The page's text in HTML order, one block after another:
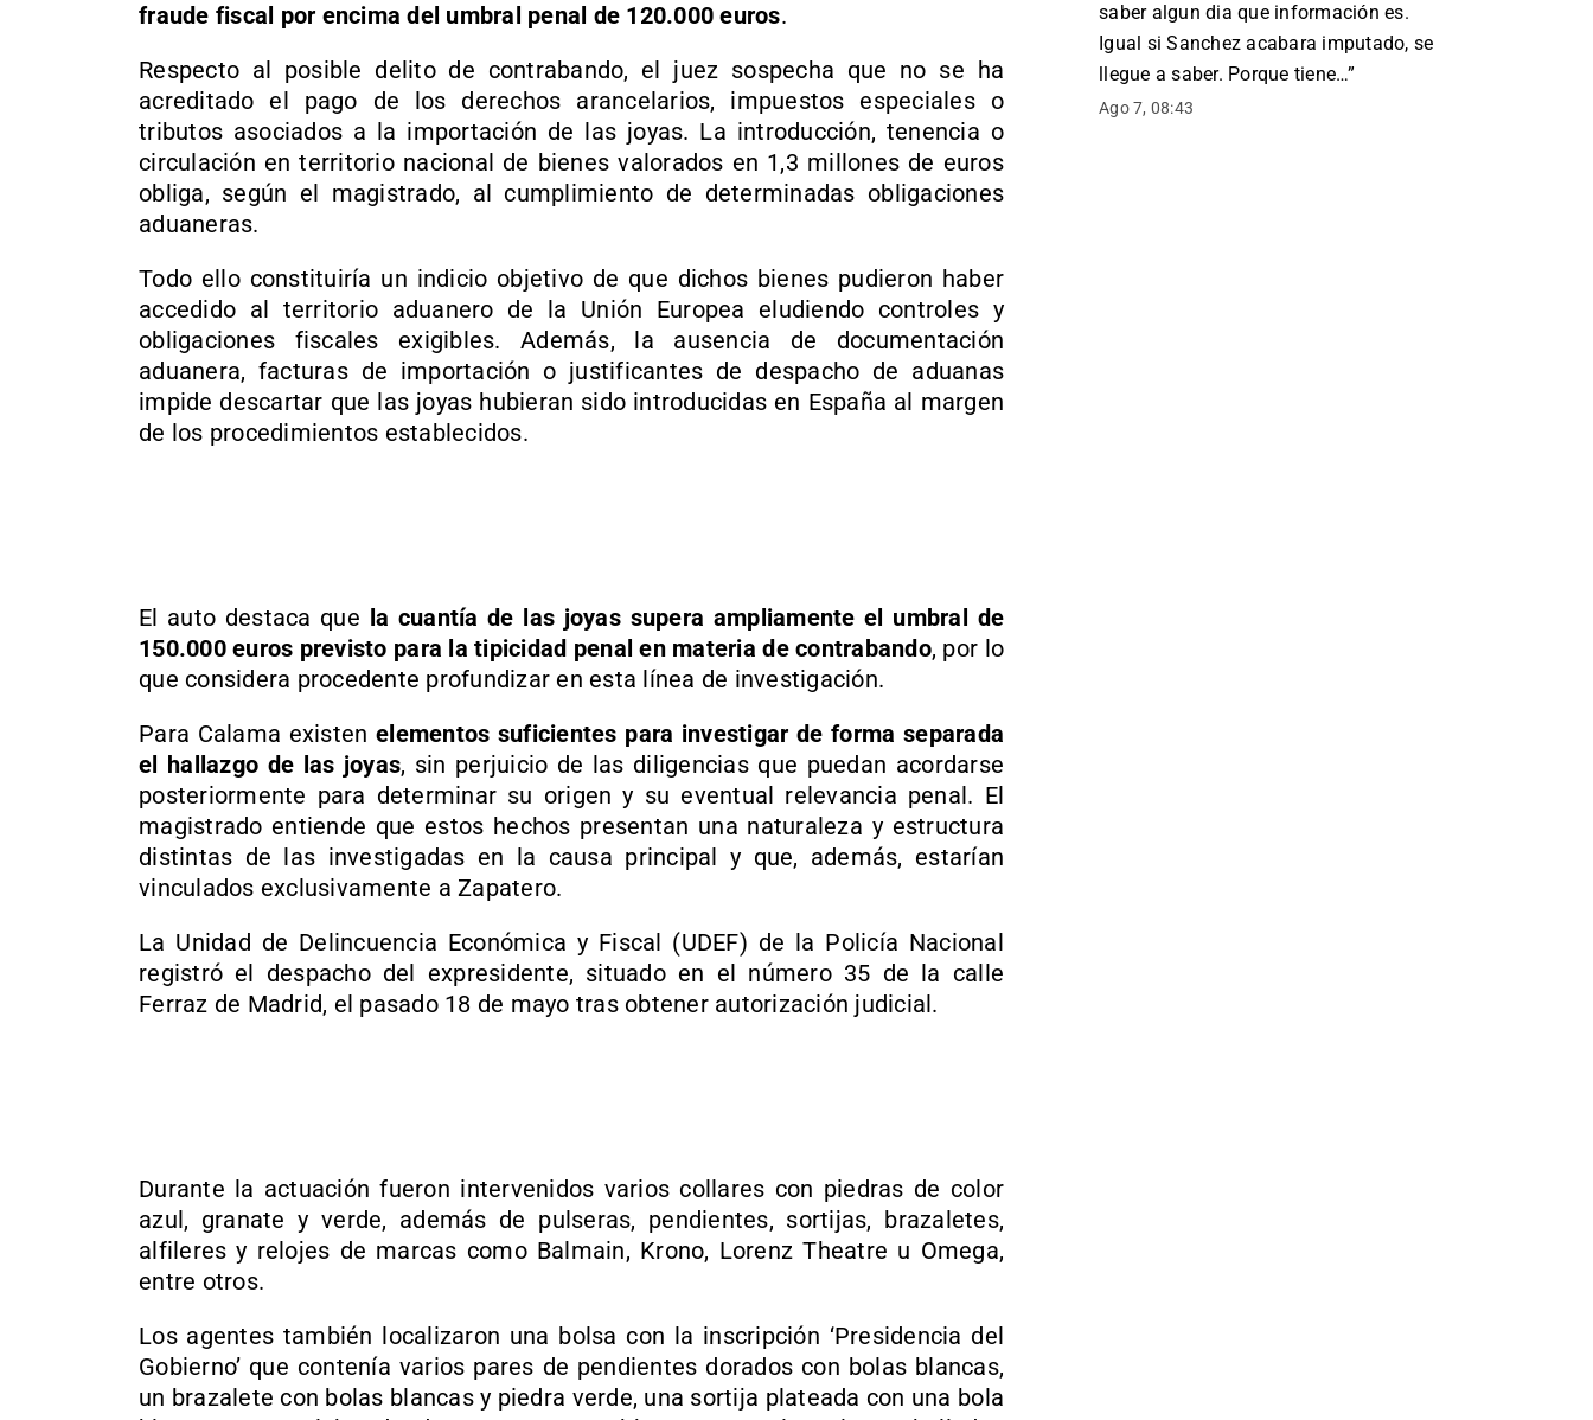
fraude fiscal por encima del umbral penal de 120.000 euros.
Respecto al posible delito de contrabando, el juez sospecha que no se ha
acreditado el pago de los derechos arancelarios, impuestos especiales o
tributos asociados a la importación de las joyas. La introducción, tenencia o
circulación en territorio nacional de bienes valorados en 1,3 millones de euros
obliga, según el magistrado, al cumplimiento de determinadas obligaciones
aduaneras.
Todo ello constituiría un indicio objetivo de que dichos bienes pudieron haber
accedido al territorio aduanero de la Unión Europea eludiendo controles y
obligaciones fiscales exigibles. Además, la ausencia de documentación
aduanera, facturas de importación o justificantes de despacho de aduanas
impide descartar que las joyas hubieran sido introducidas en España al margen
de los procedimientos establecidos.
El auto destaca que la cuantía de las joyas supera ampliamente el umbral de
150.000 euros previsto para la tipicidad penal en materia de contrabando, por lo
que considera procedente profundizar en esta línea de investigación.
Para Calama existenelementos suficientes para investigar de forma separada
el hallazgo de las joyas, sin perjuicio de las diligencias que puedan acordarse
posteriormente para determinar su origen y su eventual relevancia penal. El
magistrado entiende que estos hechos presentan una naturaleza y estructura
distintas de las investigadas en la causa principal y que, además, estarían
vinculados exclusivamente a Zapatero.
La Unidad de Delincuencia Económica y Fiscal (UDEF) de la Policía Nacional
registró el despacho del expresidente, situado en el número 35 de la calle
Ferraz de Madrid, el pasado 18 de mayo tras obtener autorización judicial.
Durante la actuación fueron intervenidos varios collares con piedras de color
azul, granate y verde, además de pulseras, pendientes, sortijas, brazaletes,
alfileres y relojes de marcas como Balmain, Krono, Lorenz Theatre u Omega,
entre otros.
Los agentes también localizaron una bolsa con la inscripción ‘Presidencia del
Gobierno’ que contenía varios pares de pendientes dorados con bolas blancas,
un brazalete con bolas blancas y piedra verde, una sortija plateada con una bola
saber algun dia que información es.
Igual si Sanchez acabara imputado, se
llegue a saber. Porque tiene…”
Ago 7, 08:43